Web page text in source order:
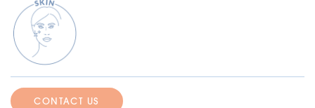
CONTACT US